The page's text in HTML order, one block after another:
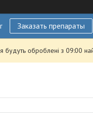
Заказать препараты
будуть оброблені з 09:00